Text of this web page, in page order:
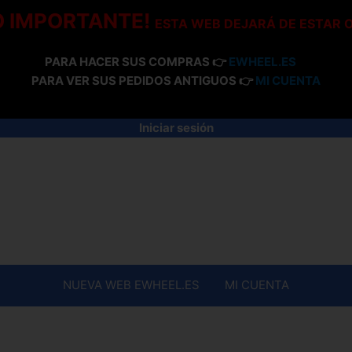
IMPORTANTE! ESTA WEB DEJARÁ DE ESTAR
PARA HACER SUS COMPRAS 👉 EWHEEL.ES
PARA VER SUS PEDIDOS ANTIGUOS 👉 MI CUENTA
Iniciar sesión
NUEVA WEB EWHEEL.ES MI CUENTA